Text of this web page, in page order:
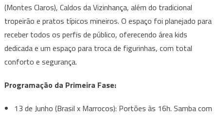
(Montes Claros), Caldos da Vizinhança, além do tradicional
tropeirão e pratos típicos mineiros. O espaço foi planejado para
receber todos os perfis de público, oferecendo área kids
dedicada e um espaço para troca de figurinhas, com total
conforto e segurança.
Programação da Primeira Fase:
13 de Junho (Brasil x Marrocos): Portões às 16h. Samba com